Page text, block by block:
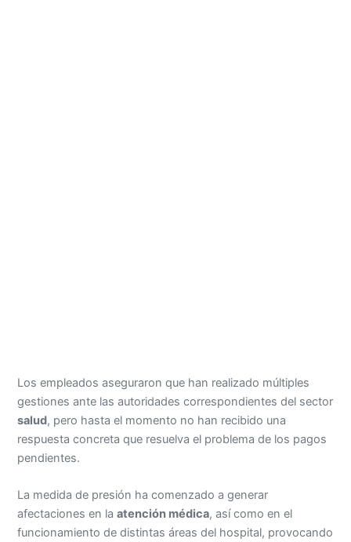
Los empleados aseguraron que han realizado múltiples
gestiones ante las autoridades correspondientes del sector
salud, pero hasta el momento no han recibido una
respuesta concreta que resuelva el problema de los pagos
pendientes.
La medida de presión ha comenzado a generar
afectaciones en laatención médica, así como en el
funcionamiento de distintas áreas del hospital, provocando